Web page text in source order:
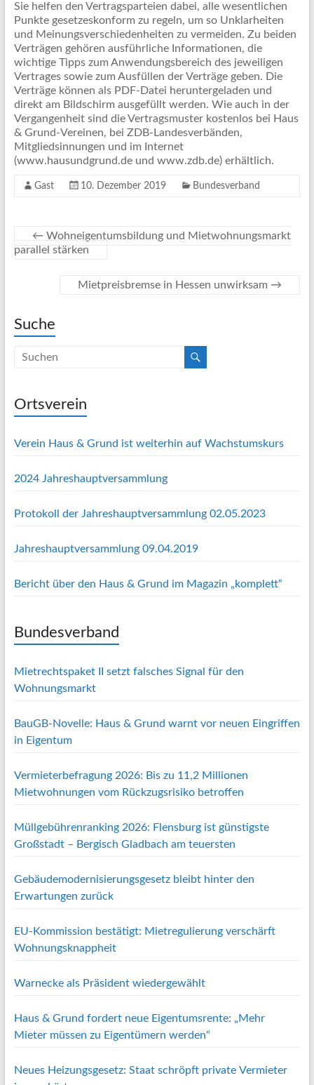
Sie helfen den Vertragsparteien dabei, alle wesentlichen
Punkte gesetzeskonform zu regeln, um so Unklarheiten
und Meinungsverschiedenheiten zu vermeiden. Zu beiden
Verträgen gehören ausführliche Informationen, die
wichtige Tipps zum Anwendungsbereich des jeweiligen
Vertrages sowie zum Ausfüllen der Verträge geben. Die
Verträge können als PDF-Datei heruntergeladen und
direkt am Bildschirm ausgefüllt werden. Wie auch in der
Vergangenheit sind die Vertragsmuster kostenlos bei Haus
& Grund-Vereinen, bei ZDB-Landesverbänden,
Mitgliedsinnungen und im Internet
(www.hausundgrund.de und www.zdb.de) erhältlich.
Gast 10. Dezember 2019 Bundesverband
← Wohneigentumsbildung und Mietwohnungsmarkt
parallel stärken
Mietpreisbremse in Hessen unwirksam →
Suche
Ortsverein
Verein Haus & Grund ist weiterhin auf Wachstumskurs
2024 Jahreshauptversammlung
Protokoll der Jahreshauptversammlung 02.05.2023
Jahreshauptversammlung 09.04.2019
Bericht über den Haus & Grund im Magazin „komplett“
Bundesverband
Mietrechtspaket II setzt falsches Signal für den
Wohnungsmarkt
BauGB-Novelle: Haus & Grund warnt vor neuen Eingriffen
in Eigentum
Vermieterbefragung 2026: Bis zu 11,2 Millionen
Mietwohnungen vom Rückzugsrisiko betroffen
Müllgebührenranking 2026: Flensburg ist günstigste
Großstadt – Bergisch Gladbach am teuersten
Gebäudemodernisierungsgesetz bleibt hinter den
Erwartungen zurück
EU-Kommission bestätigt: Mietregulierung verschärft
Wohnungsknappheit
Warnecke als Präsident wiedergewählt
Haus & Grund fordert neue Eigentumsrente: „Mehr
Mieter müssen zu Eigentümern werden“
Neues Heizungsgesetz: Staat schröpft private Vermieter